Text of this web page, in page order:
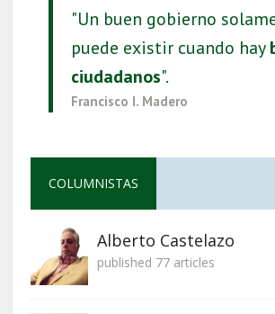
"Un buen gobierno
puede existir cuando hay
ciudadanos".
Francisco I. Madero
COLUMNISTAS
Alberto Castelazo
published 77 articles